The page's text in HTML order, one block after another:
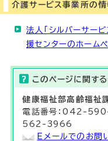
介護サービス事業所の情
法人「シルバーサー
援センターのホーム
このページに関する
健康福祉部高齢福祉
電話番号：042-
562-3966
Eメールでのお問